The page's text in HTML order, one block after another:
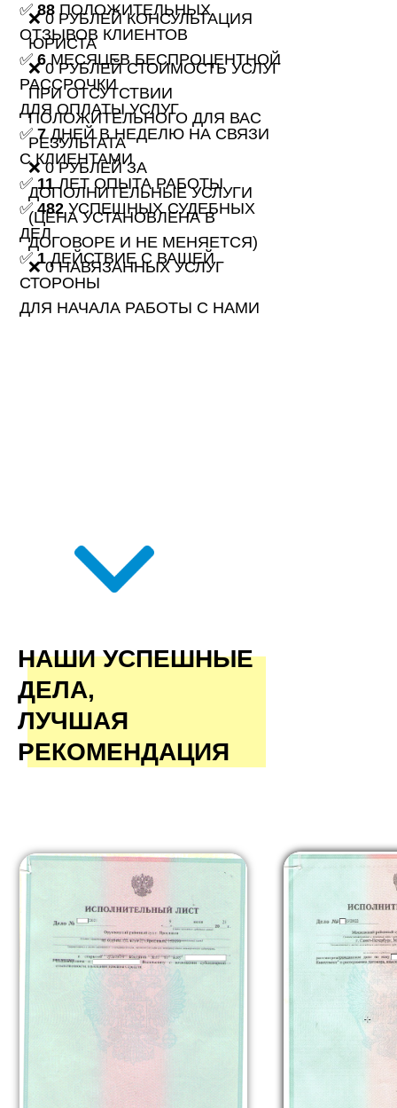
✅88 ПОЛОЖИТЕЛЬНЫХ
ОТЗЫВОВ КЛИЕНТОВ
✅6МЕСЯЦЕВ БЕСПРОЦЕНТНОЙ
РАССРОЧКИ
ДЛЯ ОПЛАТЫ УСЛУГ
✅7ДНЕЙ В НЕДЕЛЮ НА СВЯЗИ
С КЛИЕНТАМИ
✅11ЛЕТ ОПЫТА РАБОТЫ
✅482УСПЕШНЫХ СУДЕБНЫХ
ДЕЛ
✅1ДЕЙСТВИЕ С ВАШЕЙ
СТОРОНЫ
ДЛЯ НАЧАЛА РАБОТЫ С НАМИ
❌ 0 РУБЛЕЙ КОНСУЛЬТАЦИЯ
ЮРИСТА
❌ 0 РУБЛЕЙ СТОИМОСТЬ УСЛУГ
ПРИ ОТСУТСТВИИ
ПОЛОЖИТЕЛЬНОГО ДЛЯ ВАС
РЕЗУЛЬТАТА
❌ 0 РУБЛЕЙ ЗА
ДОПОЛНИТЕЛЬНЫЕ УСЛУГИ
(ЦЕНА УСТАНОВЛЕНА В
ДОГОВОРЕ И НЕ МЕНЯЕТСЯ)
❌ 0 НАВЯЗАННЫХ УСЛУГ
НАШИ УСПЕШНЫЕ
ДЕЛА,
ЛУЧШАЯ
РЕКОМЕНДАЦИЯ